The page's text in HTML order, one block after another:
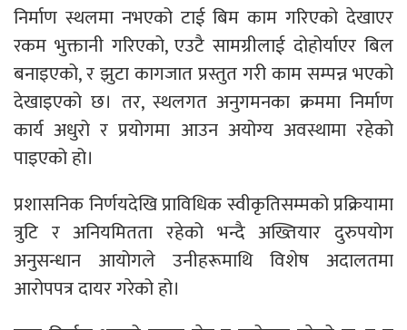
निर्माण स्थलमा नभएको टाई बिम काम गरिएको देखाएर
रकम भुक्तानी गरिएको, एउटै सामग्रीलाई दोहोर्याएर बिल
बनाइएको, र झुटा कागजात प्रस्तुत गरी काम सम्पन्न भएको
देखाइएको छ। तर, स्थलगत अनुगमनका क्रममा निर्माण
कार्य अधुरो र प्रयोगमा आउन अयोग्य अवस्थामा रहेको
पाइएको हो।
प्रशासनिक निर्णयदेखि प्राविधिक स्वीकृतिसम्मको प्रक्रियामा
त्रुटि र अनियमितता रहेको भन्दै अख्तियार दुरुपयोग
अनुसन्धान आयोगले उनीहरूमाथि विशेष अदालतमा
आरोपपत्र दायर गरेको हो।